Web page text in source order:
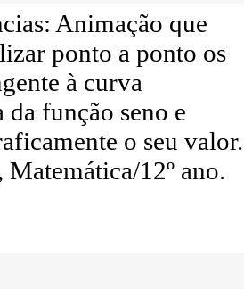
Animação que
ponto a ponto os
à curva
da função seno e
o seu valor.
12º ano.